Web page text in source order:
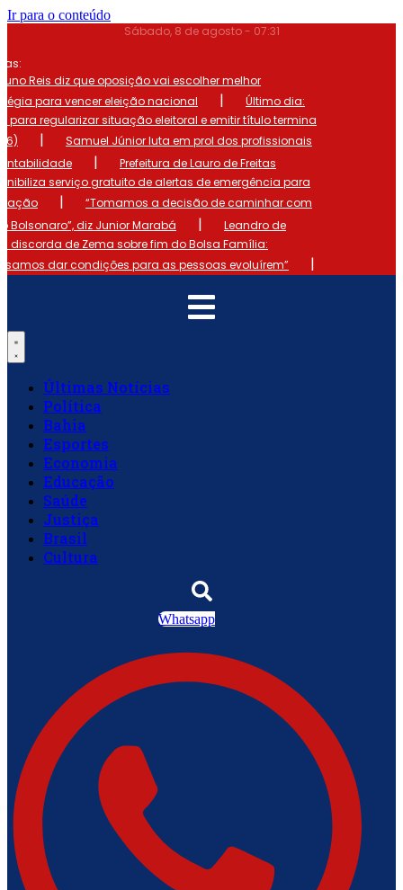
Ir para o conteúdo
Sábado, 8 de agosto - 07:31
Reis diz que oposição vai escolher melhor
para vencer eleição nacional
|
Último dia:
para regularizar situação eleitoral e emitir título termina
|
Samuel Júnior luta em prol dos profissionais
|
Prefeitura de Lauro de Freitas
serviço gratuito de alertas de emergência para
|
“Tomamos a decisão de caminhar com
Bolsonaro”, diz Junior Marabá
|
Leandro de
discorda de Zema sobre fim do Bolsa Família:
dar condições para as pessoas evoluírem”
|
Últimas Notícias
Política
Bahia
Esportes
Economia
Educação
Saúde
Justiça
Brasil
Cultura
Whatsapp